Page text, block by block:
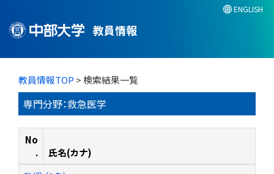
教員情報
ENGLISH
教員情報TOP > 検索結果一覧
専門分野：救急医学
No
.
氏名(カナ)